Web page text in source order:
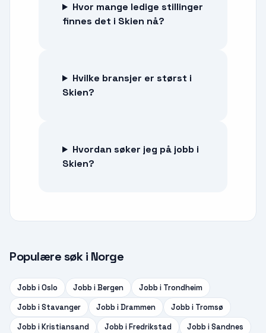
Hvor mange ledige stillinger
finnes det i Skien nå?
Hvilke bransjer er størst i
Skien?
Hvordan søker jeg på jobb i
Skien?
Populære søk i Norge
Jobb iOslo Jobb iBergen Jobb i Trondheim
Jobb iStavanger Jobb iDrammen Jobb i Tromsø
Jobb iKristiansand Jobb iFredrikstad Jobb iSandnes